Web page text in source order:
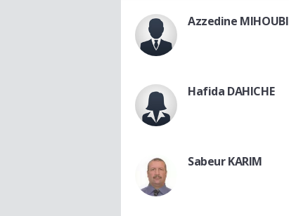
Azzedine MIHOUBI
Hafida DAHICHE
Sabeur KARIM